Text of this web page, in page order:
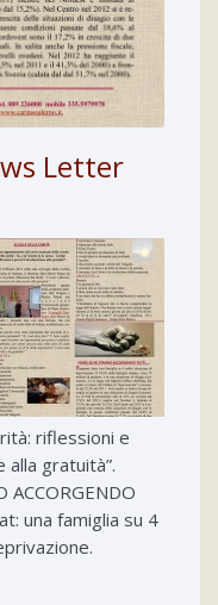
Letter
riflessioni e
alla gratuità”.
ACCORGENDO
una famiglia su 4